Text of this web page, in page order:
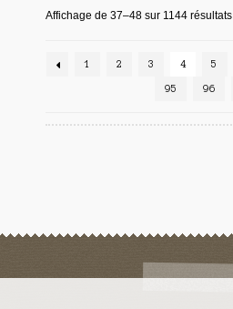
Affichage de 37–48 sur 1144 résultats
1 2 3 4 5
95 96